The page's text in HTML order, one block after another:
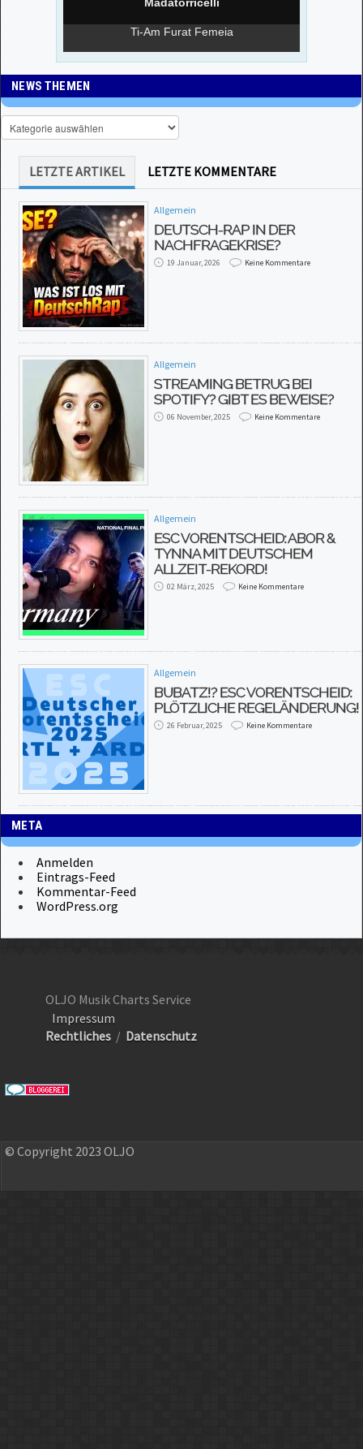
NEWS THEMEN
LETZTE ARTIKEL LETZTE KOMMENTARE
Allgemein
DEUTSCH-RAP IN DER
NACHFRAGEKRISE?
19 Januar, 2026 Keine Kommentare
Allgemein
STREAMING BETRUG BEI
SPOTIFY? GIBT ES BEWEISE?
06 November, 2025 Keine Kommentare
Allgemein
ESC VORENTSCHEID: ABOR &
TYNNA MIT DEUTSCHEM
ALLZEIT-REKORD!
02 März, 2025 Keine Kommentare
Allgemein
BUBATZ!? ESC VORENTSCHEID:
PLÖTZLICHE REGELÄNDERUNG!
26 Februar, 2025 Keine Kommentare
META
Anmelden
Eintrags-Feed
Kommentar-Feed
WordPress.org
OLJO Musik Charts Service
Impressum
Rechtliches / Datenschutz
© Copyright 2023 OLJO